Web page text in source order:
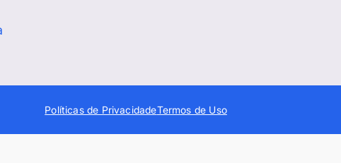
Políticas de PrivacidadeTermos de Uso